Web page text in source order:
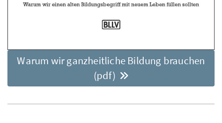
Warum wir ganzheitliche Bildung brauchen
(pdf)